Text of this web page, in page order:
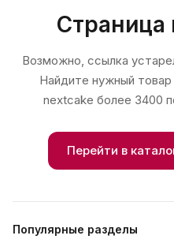
Страница
Возможно, ссылка
Найдите нужный товар
nextcake более 3400
Перейти в
Популярные разделы